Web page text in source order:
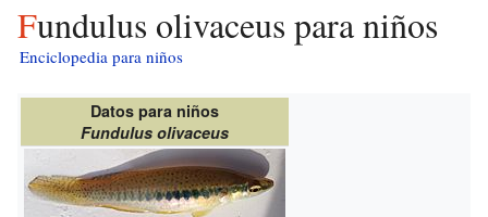
Fundulus olivaceus para niños
Enciclopedia para niños
Datos para niños
Fundulus olivaceus